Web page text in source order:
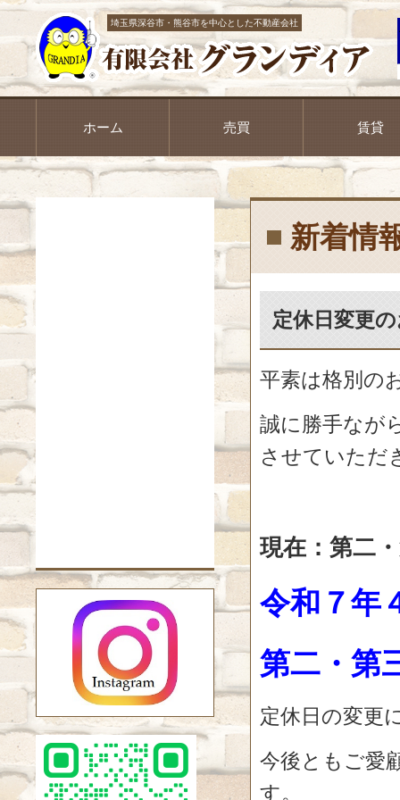
埼玉県深谷市・熊谷市を中心とした不動産会社
ホーム 売買 賃貸
新着情
定休日変更
平素は格別の
誠に勝手なが
させていただ
現在：第二
令和７年
第二・第
定休日の変更
今後ともご愛
す。